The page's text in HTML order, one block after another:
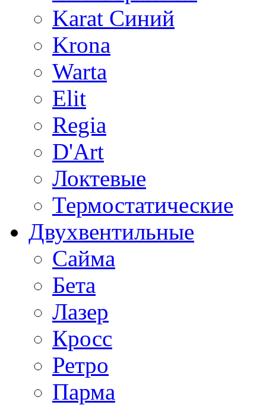
Karat Синий
Krona
Warta
Elit
Regia
D'Art
Локтевые
Термостатические
Двухвентильные
Сайма
Бета
Лазер
Кросс
Ретро
Парма